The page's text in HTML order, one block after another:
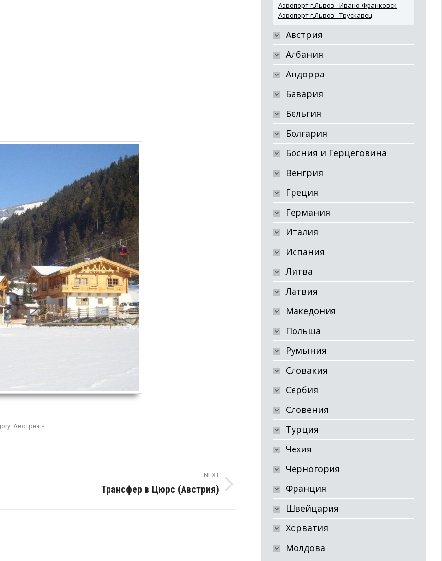
Австрия
NEXT
Трансфер в Цюрс (Австрия)
Аэропорт г.Львов - Ивано-Франковск
Аэропорт г.Львов - Трускавец
Австрия
Албания
Андорра
Бавария
Бельгия
Болгария
Босния и Герцеговина
Венгрия
Греция
Германия
Италия
Испания
Литва
Латвия
Македония
Польша
Румыния
Словакия
Сербия
Словения
Турция
Чехия
Черногория
Франция
Швейцария
Хорватия
Молдова